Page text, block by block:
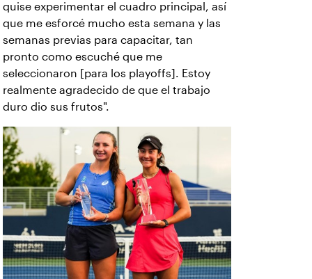
quise experimentar el cuadro principal, así
que me esforcé mucho esta semana y las
semanas previas para capacitar, tan
pronto como escuché que me
seleccionaron [para los playoffs]. Estoy
realmente agradecido de que el trabajo
duro dio sus frutos".